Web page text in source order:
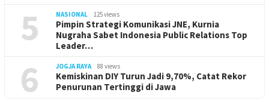
5 NASIONAL 125 views
Pimpin Strategi Komunikasi JNE, Kurnia
Nugraha Sabet Indonesia Public Relations Top
Leader…
6 JOGJA RAYA 88 views
Kemiskinan DIY Turun Jadi 9,70%, Catat Rekor
Penurunan Tertinggi di Jawa